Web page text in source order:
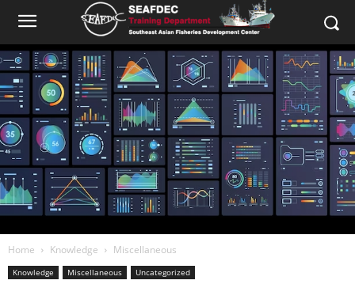
Home Knowledge Miscellaneous
Knowledge Miscellaneous Uncategorized